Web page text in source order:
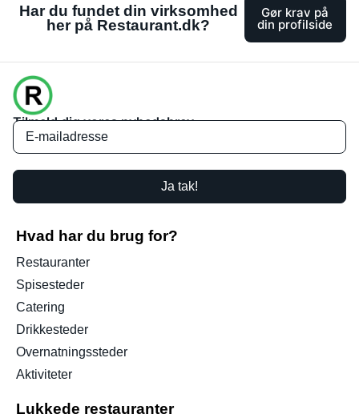
Har du fundet din virksomhed
her på Restaurant.dk?
Gør krav på
din profilside
Tilmeld dig vores nyhedsbrev
Ja tak!
Hvad har du brug for?
Restauranter
Spisesteder
Catering
Drikkesteder
Overnatningssteder
Aktiviteter
Lukkede restauranter